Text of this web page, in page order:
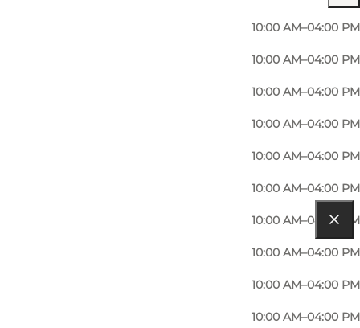
10:00 AM–04:00 PM
10:00 AM–04:00 PM
10:00 AM–04:00 PM
10:00 AM–04:00 PM
10:00 AM–04:00 PM
10:00 AM–04:00 PM
10:00 AM–04:00 PM
10:00 AM–04:00 PM
10:00 AM–04:00 PM
10:00 AM–04:00 PM